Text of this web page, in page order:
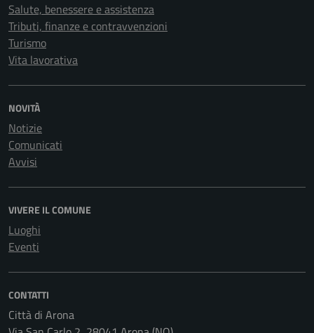
Salute, benessere e assistenza
Tributi, finanze e contravvenzioni
Turismo
Vita lavorativa
NOVITÀ
Notizie
Comunicati
Avvisi
VIVERE IL COMUNE
Luoghi
Eventi
CONTATTI
Città di Arona